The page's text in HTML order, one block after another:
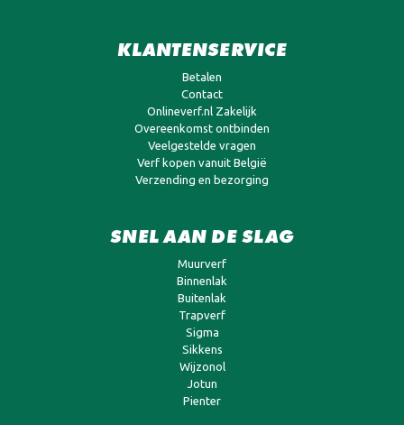
KLANTENSERVICE
Betalen
Contact
Onlineverf.nl Zakelijk
Overeenkomst ontbinden
Veelgestelde vragen
Verf kopen vanuit België
Verzending en bezorging
SNEL AAN DE SLAG
Muurverf
Binnenlak
Buitenlak
Trapverf
Sigma
Sikkens
Wijzonol
Jotun
Pienter